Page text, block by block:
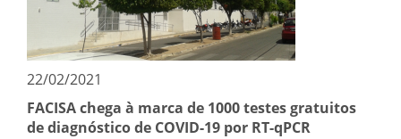
22/02/2021
FACISA chega à marca de 1000 testes gratuitos
de diagnóstico de COVID-19 por RT-qPCR